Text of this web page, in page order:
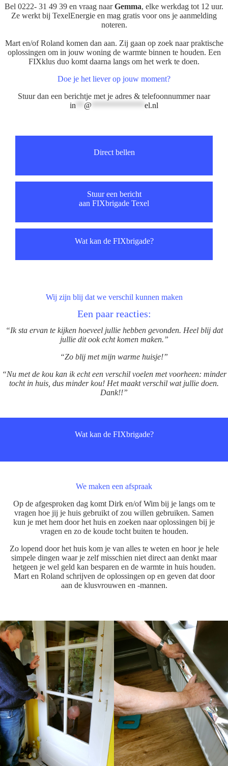
Bel 0222- 31 49 39 en vraag naarGemma, elke werkdag tot 12 uur.
Ze werkt bij TexelEnergie en mag gratis voor ons je aanmelding
noteren.
Mart en/of Roland komen dan aan. Zij gaan op zoek naar praktische
oplossingen om in jouw woning de warmte binnen te houden. Een
FIXklus duo komt daarna langs om het werk te doen.
Doe je het liever op jouw moment?
Stuur dan een berichtje met je adres & telefoonnummer naar
in
@ el.nl
Direct bellen
Stuur een bericht
aan FIXbrigade Texel
Wat kan de FIXbrigade?
Wij zijn blij dat we verschil kunnen maken
Een paar reacties:
“Ik sta ervan te kijken hoeveel jullie hebben gevonden. Heel blij dat
jullie dit ook echt komen maken.”
“Zo blij met mijn warme huisje!”
“Nu met de kou kan ik echt een verschil voelen met voorheen: minder
tocht in huis, dus minder kou! Het maakt verschil wat jullie doen.
Dank!!”
Wat kan de FIXbrigade?
We maken een afspraak
Op de afgesproken dag komt Dirk en/of Wim bij je langs om te
vragen hoe jij je huis gebruikt of zou willen gebruiken. Samen
kun je met hem door het huis en zoeken naar oplossingen bij je
vragen en zo de koude tocht buiten te houden.
Zo lopend door het huis kom je van alles te weten en hoor je hele
simpele dingen waar je zelf misschien niet direct aan denkt maar
hetgeen je wel geld kan besparen en de warmte in huis houden.
Mart en Roland schrijven de oplossingen op en geven dat door
aan de klusvrouwen en -mannen.